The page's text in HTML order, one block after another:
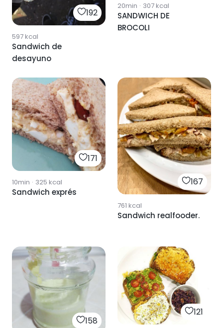
192
597kcal
Sandwich de
desayuno
20min · 307kcal
SANDWICH DE
BROCOLI
171
10min · 325 kcal
Sandwich exprés
167
761 kcal
Sandwich realfooder.
158
121